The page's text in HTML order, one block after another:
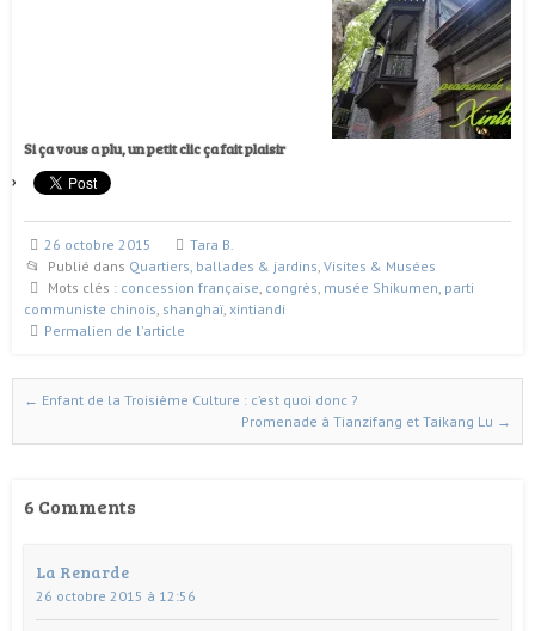
Si ça vous a plu, un petit clic ça fait plaisir
26 octobre 2015
Tara B.
Publié dans Quartiers, ballades & jardins Visites & Musées
Mots clés : concession française congrès musée Shikumen parti
communiste chinois shanghaï xintiandi
Permalien de l'article
Naviguer dans les articles
← Enfant de la Troisième Culture : c’est quoi donc ?
Promenade à Tianzifang et Taikang Lu →
6 Comments
La Renarde
26 octobre 2015 à 12:56